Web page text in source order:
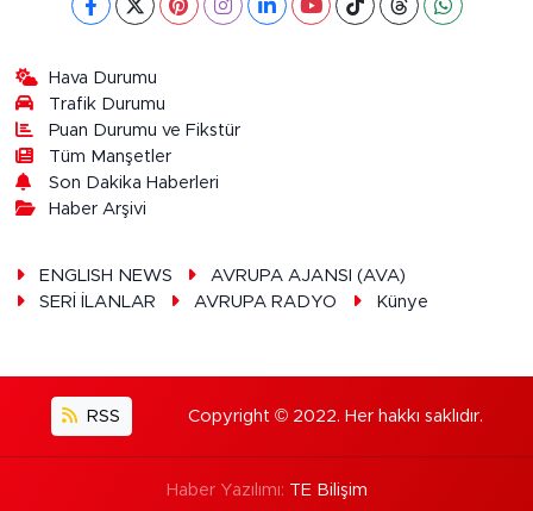
Hava Durumu
Trafik Durumu
Puan Durumu ve Fikstür
Tüm Manşetler
Son Dakika Haberleri
Haber Arşivi
ENGLISH NEWS
AVRUPA AJANSI (AVA)
SERİ İLANLAR
AVRUPA RADYO Künye
RSS Copyright © 2022. Her hakkı saklıdır.
Haber Yazılımı: TE Bilişim